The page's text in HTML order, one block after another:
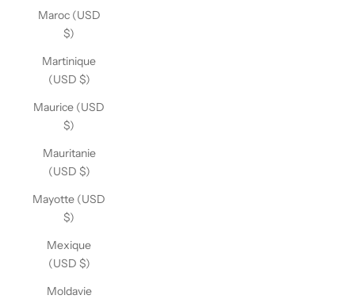
Maroc (USD
$)
Martinique
(USD $)
Maurice (USD
$)
Mauritanie
(USD $)
Mayotte (USD
$)
Mexique
(USD $)
Moldavie